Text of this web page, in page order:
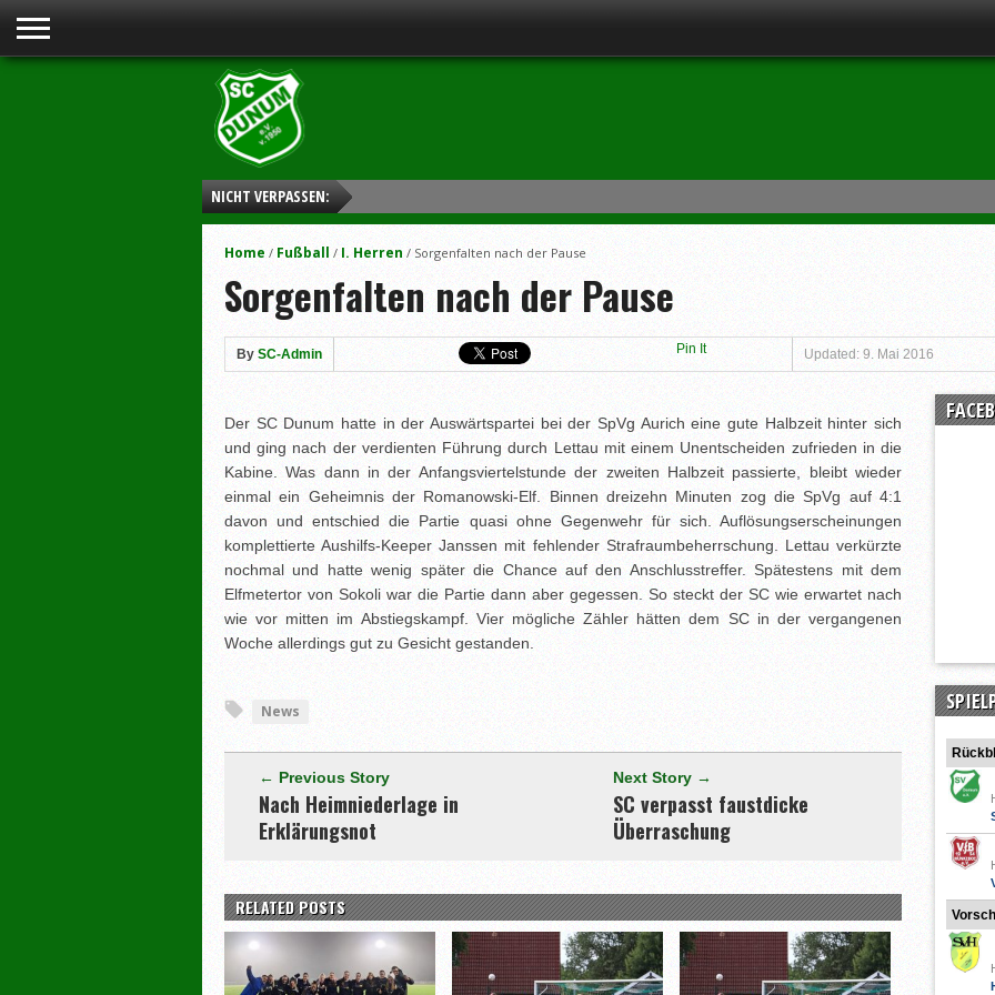
NICHT VERPASSEN:
Home / Fußball / I. Herren / Sorgenfalten nach der Pause
Sorgenfalten nach der Pause
By SC-Admin Pin It Updated: 9. Mai 2016
Der SC Dunum hatte in der Auswärtspartei bei der SpVg Aurich eine gute Halbzeit hinter sich
und ging nach der verdienten Führung durch Lettau mit einem Unentscheiden zufrieden in die
Kabine. Was dann in der Anfangsviertelstunde der zweiten Halbzeit passierte, bleibt wieder
einmal ein Geheimnis der Romanowski-Elf. Binnen dreizehn Minuten zog die SpVg auf 4:1
davon und entschied die Partie quasi ohne Gegenwehr für sich. Auflösungserscheinungen
komplettierte Aushilfs-Keeper Janssen mit fehlender Strafraumbeherrschung. Lettau verkürzte
nochmal und hatte wenig später die Chance auf den Anschlusstreffer. Spätestens mit dem
Elfmetertor von Sokoli war die Partie dann aber gegessen. So steckt der SC wie erwartet nach
wie vor mitten im Abstiegskampf. Vier mögliche Zähler hätten dem SC in der vergangenen
Woche allerdings gut zu Gesicht gestanden.
News
← Previous Story
Nach Heimniederlage in
Erklärungsnot
Next Story →
SC verpasst faustdicke
Überraschung
RELATED POSTS